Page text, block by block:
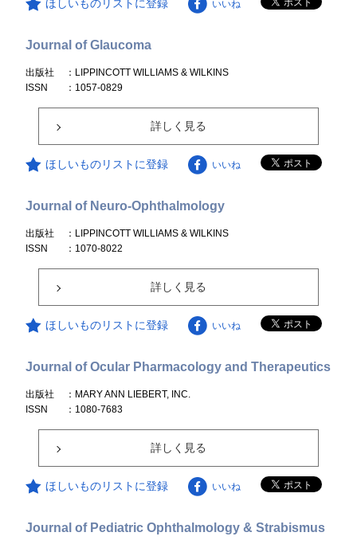
ほしいものリストに登録 いいね
Journal of Glaucoma
出版社
：LIPPINCOTT WILLIAMS & WILKINS
ISSN
：1057-0829
詳しく見る
ほしいものリストに登録 いいね
Journal of Neuro-Ophthalmology
出版社
：LIPPINCOTT WILLIAMS & WILKINS
ISSN
：1070-8022
詳しく見る
ほしいものリストに登録 いいね
Journal of Ocular Pharmacology and Therapeutics
出版社
：MARY ANN LIEBERT, INC.
ISSN
：1080-7683
詳しく見る
ほしいものリストに登録 いいね
Journal of Pediatric Ophthalmology & Strabismus